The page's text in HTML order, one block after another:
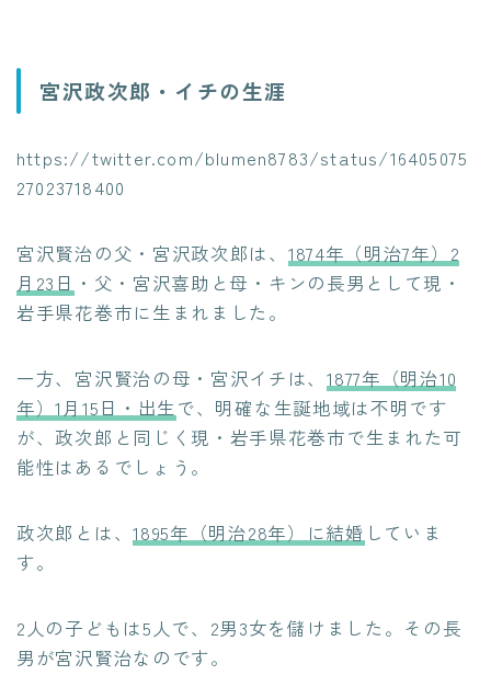
宮沢政次郎・イチの生涯
https://twitter.com/blumen8783/status/16405075
27023718400
宮沢賢治の父・宮沢政次郎は、 1874年（明治7年）2
月23日 ・父・宮沢喜助と母・キンの長男として現・
岩手県花巻市に生まれました。
一方、宮沢賢治の母・宮沢イチは、1877年（明治10
年）1月15日・出生で、明確な生誕地域は不明です
が、政次郎と同じく現・岩手県花巻市で生まれた可
能性はあるでしょう。
政次郎とは、1895年（明治28年）に結婚 していま
す。
2人の子どもは5人で、2男3女を儲けました。その長
男が宮沢賢治なのです。